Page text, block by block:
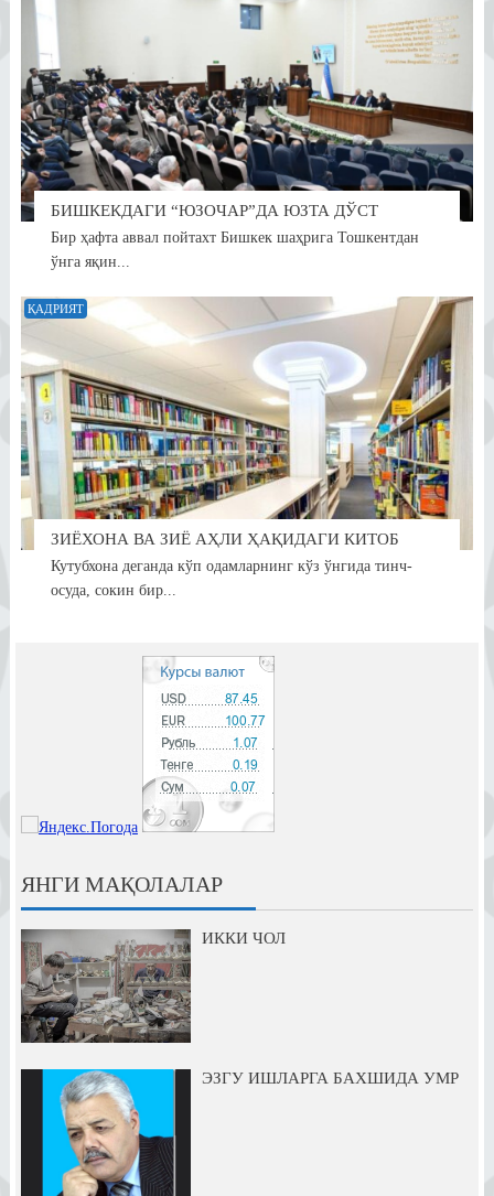
БИШКЕКДАГИ “ЮЗОЧАР”ДА ЮЗТА ДЎСТ
Бир ҳафта аввал пойтахт Бишкек шаҳрига Тошкентдан
ўнга яқин...
ҚАДРИЯТ
ЗИЁХОНА ВА ЗИЁ АҲЛИ ҲАҚИДАГИ КИТОБ
Кутубхона деганда кўп одамларнинг кўз ўнгида тинч-
осуда, сокин бир...
ЯНГИ МАҚОЛАЛАР
ИККИ ЧОЛ
ЭЗГУ ИШЛАРГА БАХШИДА УМР